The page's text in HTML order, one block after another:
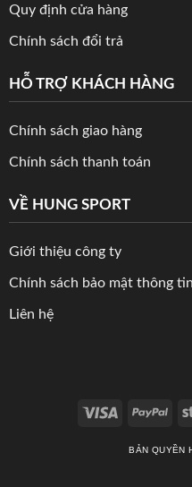
Quy định cửa hàng
Chính sách đổi trả
HỖ TRỢ KHÁCH HÀNG
Chính sách giao hàng
Chính sách thanh toán
VỀ HUNG SPORT
Giới thiệu công ty
Chính sách bảo mật thông tin
Liên hệ
BẢN QUYỀN